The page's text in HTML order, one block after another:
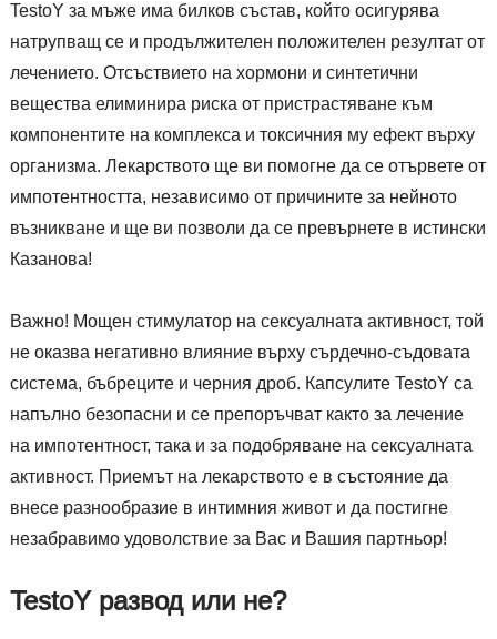
TestoY за мъже има билков състав, който осигурява
натрупващ се и продължителен положителен резултат от
лечението. Отсъствието на хормони и синтетични
вещества елиминира риска от пристрастяване към
компонентите на комплекса и токсичния му ефект върху
организма. Лекарството ще ви помогне да се отървете от
импотентността, независимо от причините за нейното
възникване и ще ви позволи да се превърнете в истински
Казанова!
Важно! Мощен стимулатор на сексуалната активност, той
не оказва негативно влияние върху сърдечно-съдовата
система, бъбреците и черния дроб. Капсулите TestoY са
напълно безопасни и се препоръчват както за лечение
на импотентност, така и за подобряване на сексуалната
активност. Приемът на лекарството е в състояние да
внесе разнообразие в интимния живот и да постигне
незабравимо удоволствие за Вас и Вашия партньор!
TestoY развод или не?